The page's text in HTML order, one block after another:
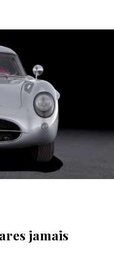
jamais